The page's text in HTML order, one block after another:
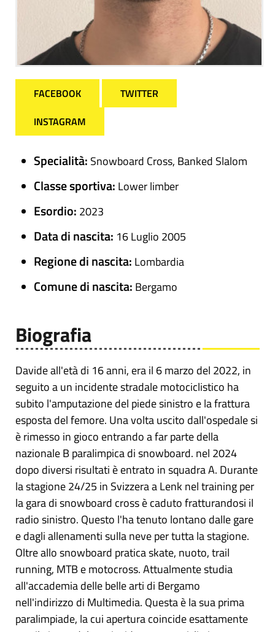
FACEBOOK
TWITTER
INSTAGRAM
Specialità: Snowboard Cross, Banked Slalom
Classe sportiva: Lower limber
Esordio: 2023
Data di nascita: 16 Luglio 2005
Regione di nascita: Lombardia
Comune di nascita: Bergamo
Biografia
Davide all'età di 16 anni, era il 6 marzo del 2022, in
seguito a un incidente stradale motociclistico ha
subito l'amputazione del piede sinistro e la frattura
esposta del femore. Una volta uscito dall'ospedale si
è rimesso in gioco entrando a far parte della
nazionale B paralimpica di snowboard. nel 2024
dopo diversi risultati è entrato in squadra A. Durante
la stagione 24/25 in Svizzera a Lenk nel training per
la gara di snowboard cross è caduto fratturandosi il
radio sinistro. Questo l'ha tenuto lontano dalle gare
e dagli allenamenti sulla neve per tutta la stagione.
Oltre allo snowboard pratica skate, nuoto, trail
running, MTB e motocross. Attualmente studia
all'accademia delle belle arti di Bergamo
nell'indirizzo di Multimedia. Questa è la sua prima
paralimpiade, la cui apertura coincide esattamente